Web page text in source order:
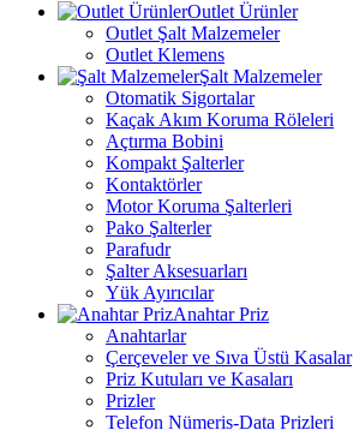
Outlet Ürünler
Outlet Şalt Malzemeler
Outlet Klemens
Şalt Malzemeler
Otomatik Sigortalar
Kaçak Akım Koruma Röleleri
Açtırma Bobini
Kompakt Şalterler
Kontaktörler
Motor Koruma Şalterleri
Pako Şalterler
Parafudr
Şalter Aksesuarları
Yük Ayırıcılar
Anahtar Priz
Anahtarlar
Çerçeveler ve Sıva Üstü Kasalar
Priz Kutuları ve Kasaları
Prizler
Telefon Nümeris-Data Prizleri